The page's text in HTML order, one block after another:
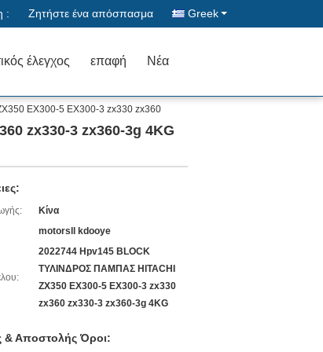
: Ζητήστε ένα απόσπασμα Greek
έλεγχος επαφή Νέα
EX300-5 EX300-3 zx330 zx360
zx330-3 zx360-3g 4KG
Κίνα
motorsll kdooye
2022744 Hpv145 BLOCK
ΤΥΛΙΝΔΡΟΣ ΠΑΜΠΑΣ HITACHI
ZX350 EX300-5 EX300-3 zx330
zx360 zx330-3 zx360-3g 4KG
Αποστολής Όροι: